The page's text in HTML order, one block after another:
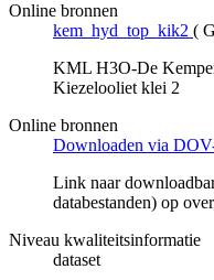
Online bronnen
kem_hyd_top_kik2 (
KML H3O-De
Kiezelooliet klei 2
Online bronnen
Downloaden via
Link naar
databestanden) op
Niveau kwaliteitsinformatie
dataset